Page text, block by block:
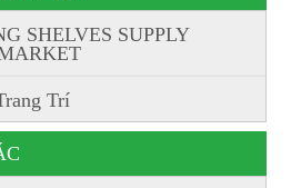
SHELVES SUPPLY
Trí